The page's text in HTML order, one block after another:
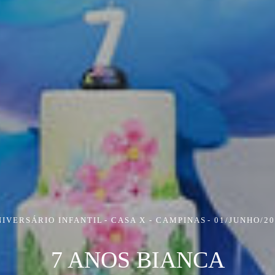
INFANTIL CASA X - CAMPINAS 01/JUNHO/
7 ANOS BIANCA